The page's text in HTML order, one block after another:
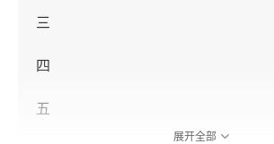
三
四
五
展开全部